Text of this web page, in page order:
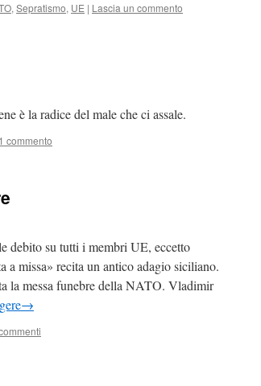
, Sepratismo, UE | Lascia un commento
è la radice del male che ci assale.
1 commento
debito su tutti i membri UE, eccetto
a missa» recita un antico adagio siciliano.
la messa funebre della NATO. Vladimir
→